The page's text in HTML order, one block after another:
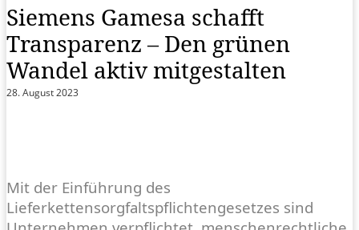
Siemens Gamesa schafft
Transparenz – Den grünen
Wandel aktiv mitgestalten
28. August 2023
Mit der Einführung des
Lieferkettensorgfaltspflichtengesetzes sind